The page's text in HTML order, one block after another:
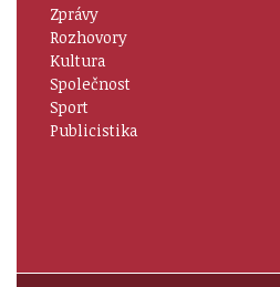
Zprávy
Rozhovory
Kultura
Společnost
Sport
Publicistika